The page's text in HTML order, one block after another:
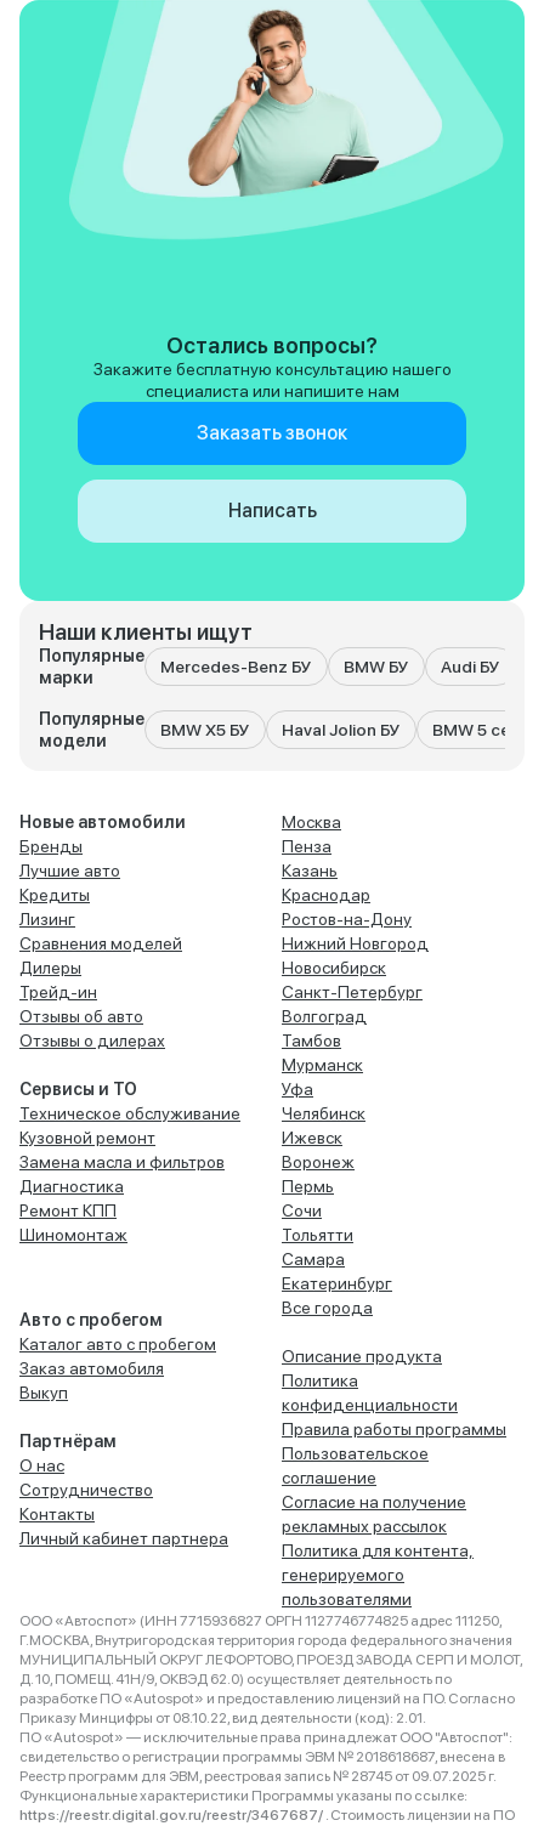
Остались вопросы?
Закажите бесплатную консультацию нашего
специалиста или напишите нам
Заказать звонок
Написать
Наши клиенты ищут
Популярные
марки
Mercedes-Benz БУ BMW БУ Audi БУ
Популярные
модели
BMW X5 БУ Haval Jolion БУ BMW 5 серия
Новые автомобили
Бренды
Лучшие авто
Кредиты
Лизинг
Сравнения моделей
Дилеры
Трейд-ин
Отзывы об авто
Отзывы о дилерах
Сервисы и ТО
Техническое обслуживание
Кузовной ремонт
Замена масла и фильтров
Диагностика
Ремонт КПП
Шиномонтаж
Авто с пробегом
Каталог авто с пробегом
Заказ автомобиля
Выкуп
Партнёрам
О нас
Сотрудничество
Контакты
Личный кабинет партнера
Москва
Пенза
Казань
Краснодар
Ростов-на-Дону
Нижний Новгород
Новосибирск
Санкт-Петербург
Волгоград
Тамбов
Мурманск
Уфа
Челябинск
Ижевск
Воронеж
Пермь
Сочи
Тольятти
Самара
Екатеринбург
Все города
Описание продукта
Политика
конфиденциальности
Правила работы программы
Пользовательское
соглашение
Согласие на получение
рекламных рассылок
Политика для контента,
генерируемого
пользователями
ООО «Автоспот» (ИНН 7715936827 ОРГН 1127746774825 адрес 111250,
Г.МОСКВА, Внутригородская территория города федерального значения
МУНИЦИПАЛЬНЫЙ ОКРУГ ЛЕФОРТОВО, ПРОЕЗД ЗАВОДА СЕРП И МОЛОТ,
Д. 10, ПОМЕЩ. 41Н/9, ОКВЭД 62.0) осуществляет деятельность по
разработке ПО «Autospot» и предоставлению лицензий на ПО. Согласно
Приказу Минцифры от 08.10.22, вид деятельности (код): 2.01.
ПО «Autospot» — исключительные права принадлежат ООО "Автоспот":
свидетельство о регистрации программы ЭВМ № 2018618687, внесена в
Реестр программ для ЭВМ, реестровая запись № 28745 от 09.07.2025 г.
Функциональные характеристики Программы указаны по ссылке:
https://reestr.digital.gov.ru/reestr/3467687/ . Стоимость лицензии на ПО